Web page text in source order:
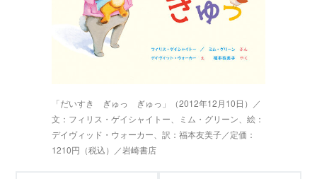
「だいすき ぎゅっ ぎゅっ」（2012年12月10日）／
文：フィリス・ゲイシャイトー、ミム・グリーン、絵：
デイヴィッド・ウォーカー、訳：福本友美子／定価：
1210円（税込）／岩崎書店